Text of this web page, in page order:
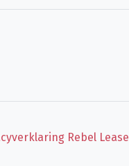
Rebel Lease